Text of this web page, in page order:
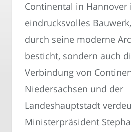
Continental in Hannover
eindrucksvolles
durch seine moderne
besticht, sondern auch
Verbindung von
Niedersachsen und der
Landeshauptstadt
Ministerpräsident